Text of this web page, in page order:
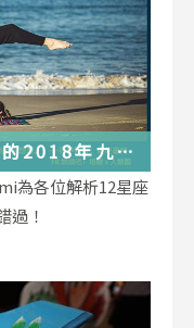
2018年九月
為各位解析12星座
過！